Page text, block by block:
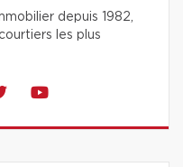
depuis 1982,
les plus